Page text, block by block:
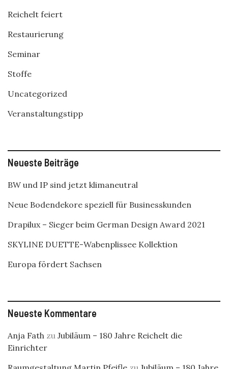
Reichelt feiert
Restaurierung
Seminar
Stoffe
Uncategorized
Veranstaltungstipp
Neueste Beiträge
BW und IP sind jetzt klimaneutral
Neue Bodendekore speziell für Businesskunden
Drapilux – Sieger beim German Design Award 2021
SKYLINE DUETTE-Wabenplissee Kollektion
Europa fördert Sachsen
Neueste Kommentare
Anja Fath zu Jubiläum – 180 Jahre Reichelt die
Einrichter